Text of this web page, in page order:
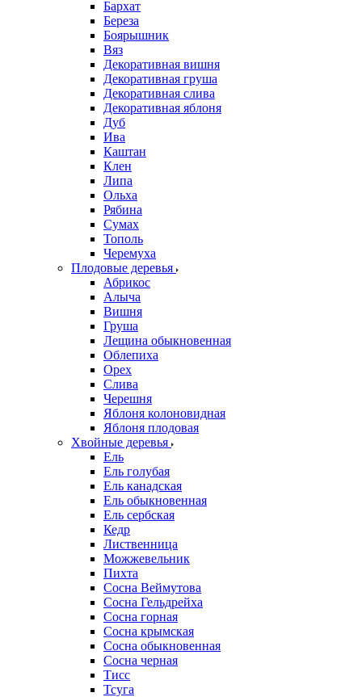
Бархат
Береза
Боярышник
Вяз
Декоративная вишня
Декоративная груша
Декоративная слива
Декоративная яблоня
Дуб
Ива
Каштан
Клен
Липа
Ольха
Рябина
Сумах
Тополь
Черемуха
Плодовые деревья
Абрикос
Алыча
Вишня
Груша
Лещина обыкновенная
Облепиха
Орех
Слива
Черешня
Яблоня колоновидная
Яблоня плодовая
Хвойные деревья
Ель
Ель голубая
Ель канадская
Ель обыкновенная
Ель сербская
Кедр
Лиственница
Можжевельник
Пихта
Сосна Веймутова
Сосна Гельдрейха
Сосна горная
Сосна крымская
Сосна обыкновенная
Сосна черная
Тисс
Тсуга